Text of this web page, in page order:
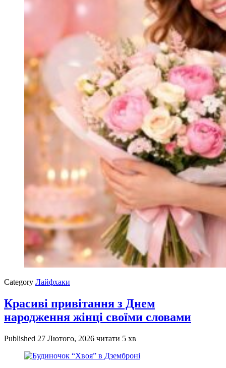
Category Лайфхаки
Красиві привітання з Днем
народження жінці своїми словами
Published 27 Лютого, 2026 читати 5 хв